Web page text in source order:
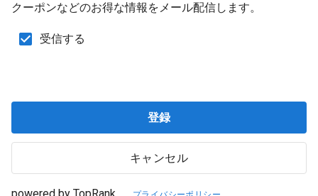
クーポンなどのお得な情報をメール配信します。
受信する
キャンセル
登録